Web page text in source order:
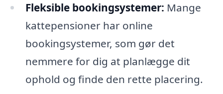
Fleksible bookingsystemer: Mange
kattepensioner har online
bookingsystemer, som gør det
nemmere for dig at planlægge dit
ophold og finde den rette placering.